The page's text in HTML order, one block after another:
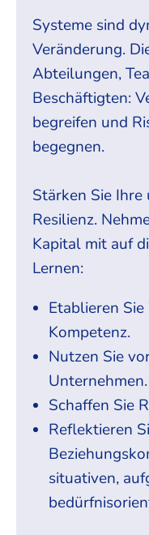
Systeme sind
Veränderung.
Abteilungen,
Beschäftigten:
begreifen und
begegnen.
Stärken Sie
Resilienz.
Kapital mit auf
Lernen:
Etablieren
Kompetenz.
Nutzen Sie
Unternehmen.
Schaffen Sie
Reflektieren
situativen,